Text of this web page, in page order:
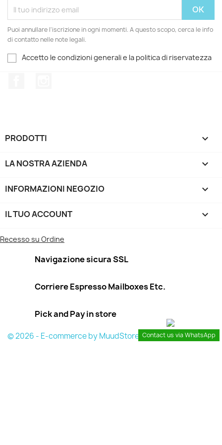
Puoi annullare l'iscrizione in ogni momenti. A questo scopo, cerca le info
di contatto nelle note legali.
Accetto le condizioni generali e la politica di riservatezza
PRODOTTI 
LA NOSTRA AZIENDA 
INFORMAZIONI NEGOZIO keyboard_arrow_down
IL TUO ACCOUNT 
Recesso su Ordine
Navigazione sicura SSL
Corriere Espresso Mailboxes Etc.
Pick and Pay in store
© 2026 - E-commerce by MuudStore Contact us via WhatsApp